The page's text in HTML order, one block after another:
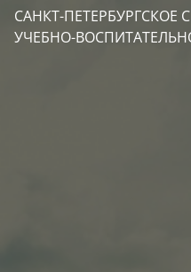
САНКТ-ПЕТЕРБУРГСКОЕ
УЧЕБНО-